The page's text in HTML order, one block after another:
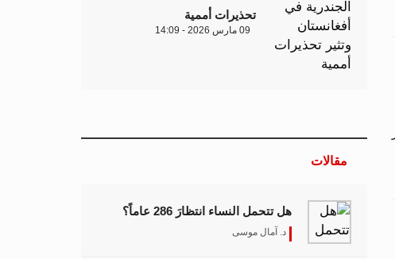
تحذيرات أممية
09 مارس 2026 - 14:09
مقالات
هل تتحمل النساء انتظارَ 286 عاماً؟
د. آمال موسى